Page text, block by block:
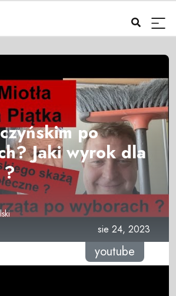
po
Jaki wyrok dla
?
sie 24, 2023
youtube